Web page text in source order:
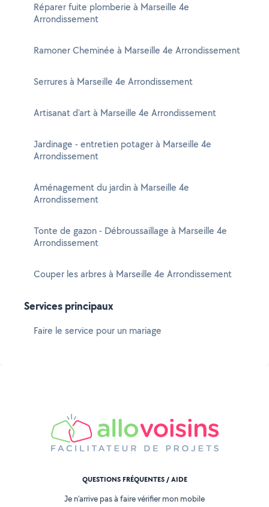
Réparer fuite plomberie à Marseille 4e
Arrondissement
Ramoner Cheminée à Marseille 4e Arrondissement
Serrures à Marseille 4e Arrondissement
Artisanat d'art à Marseille 4e Arrondissement
Jardinage - entretien potager à Marseille 4e
Arrondissement
Aménagement du jardin à Marseille 4e
Arrondissement
Tonte de gazon - Débroussaillage à Marseille 4e
Arrondissement
Couper les arbres à Marseille 4e Arrondissement
Services principaux
Faire le service pour un mariage
QUESTIONS FRÉQUENTES / AIDE
Je n'arrive pas à faire vérifier mon mobile